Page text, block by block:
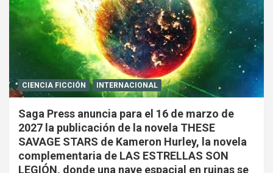
CIENCIA FICCIÓN INTERNACIONAL
Saga Press anuncia para el 16 de marzo de
2027 la publicación de la novela THESE
SAVAGE STARS de Kameron Hurley, la novela
complementaria de LAS ESTRELLAS SON
LEGIÓN, donde una nave espacial en ruinas se